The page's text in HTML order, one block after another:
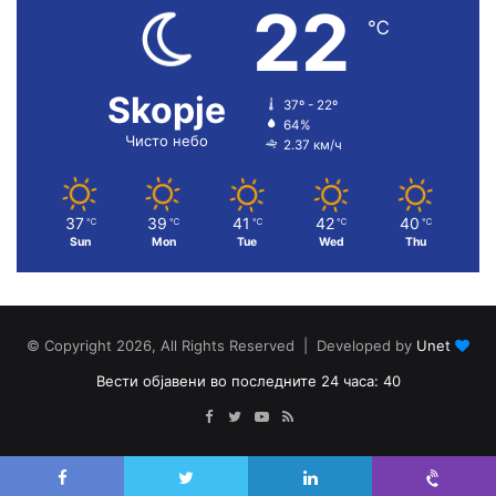
Skopje
Чисто небо
22 ℃
37º - 22º
64%
2.37 км/ч
37 ℃
Sun
39 ℃
Mon
41 ℃
Tue
42 ℃
Wed
40 ℃
Thu
© Copyright 2026, All Rights Reserved | Developed by Unet
Вести објавени во последните 24 часа: 40
Facebook
TwitterYouTube
RSS